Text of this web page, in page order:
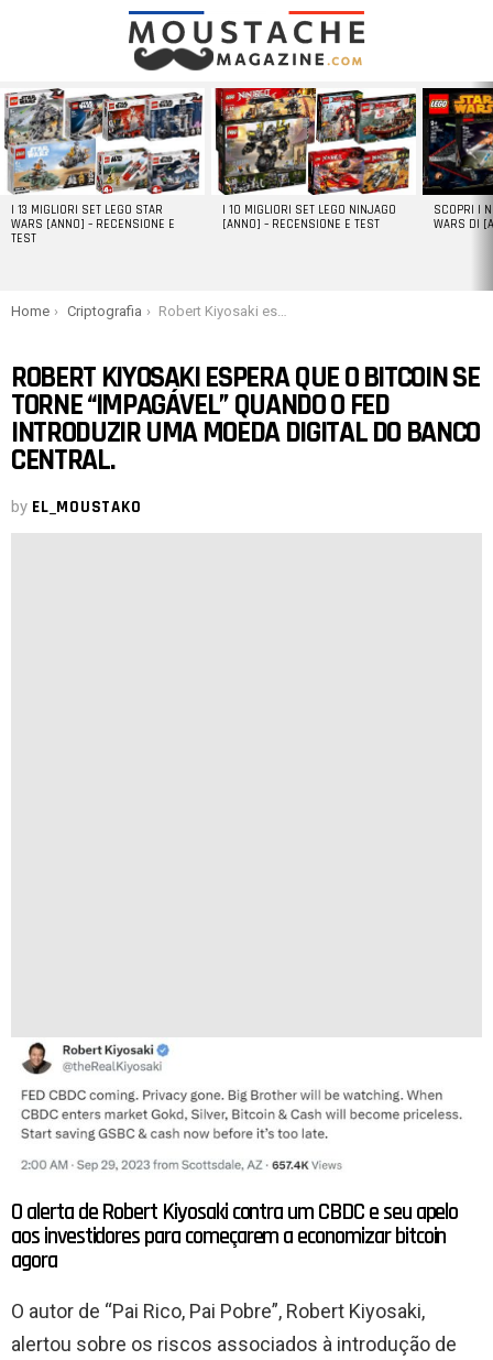
LATEST
STORIES
I 13 MIGLIORI SET LEGO STAR
WARS [ANNO] – RECENSIONE E
TEST
I 10 MIGLIORI SET LEGO NINJAGO
[ANNO] – RECENSIONE E TEST
SCOPRI I
WARS DI
You are here:
Home Criptografia Robert Kiyosaki espera que o bitcoin se torne “impagável” quando o Fed introduzir uma moeda digital do banco central.
ROBERT KIYOSAKI ESPERA QUE O BITCOIN SE
TORNE “IMPAGÁVEL” QUANDO O FED
INTRODUZIR UMA MOEDA DIGITAL DO BANCO
CENTRAL.
by EL_MOUSTAKO
O alerta de Robert Kiyosaki contra um CBDC e seu apelo
aos investidores para começarem a economizar bitcoin
agora
O autor de “Pai Rico, Pai Pobre”, Robert Kiyosaki,
alertou sobre os riscos associados à introdução de